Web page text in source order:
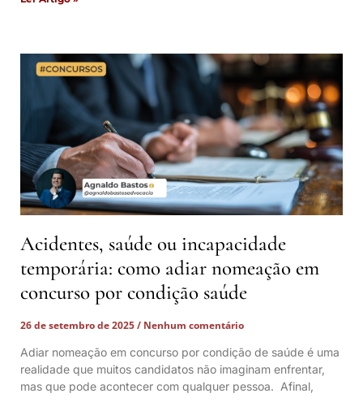
Acidentes, saúde ou incapacidade
temporária: como adiar nomeação em
concurso por condição saúde
26 de setembro de 2025
Nenhum comentário
Adiar nomeação em concurso por condição de saúde é uma
realidade que muitos candidatos não imaginam enfrentar,
mas que pode acontecer com qualquer pessoa. Afinal,